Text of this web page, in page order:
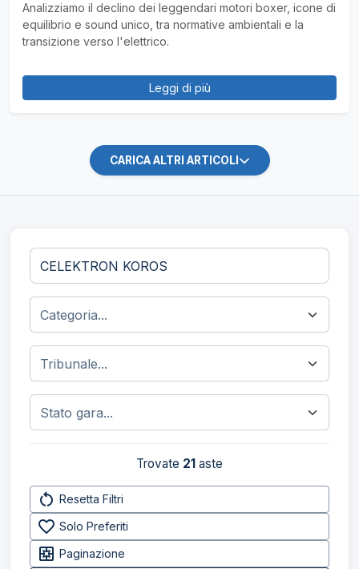
Analizziamo il declino dei leggendari motori boxer, icone di
equilibrio e sound unico, tra normative ambientali e la
transizione verso l'elettrico.
Leggi di più
CARICA ALTRI ARTICOLI
Trovate 21 aste
restart_alt Resetta Filtri
favorite_border Solo Preferiti
pages Paginazione